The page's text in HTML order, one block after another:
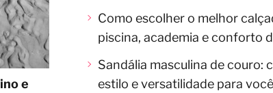
e
Como escolher o melhor
piscina, academia e conforto
Sandália masculina de couro:
estilo e versatilidade para você